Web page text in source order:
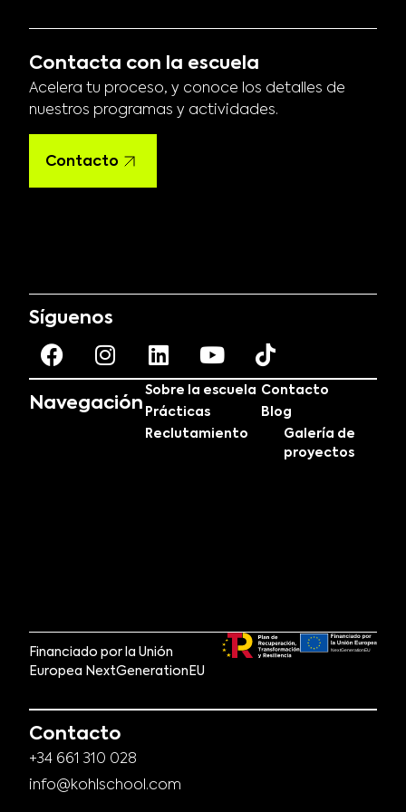
Navegación
Sobre la escuela
Prácticas
Reclutamiento
Contacto
Blog
Galería de
proyectos
Financiado por la Unión
Europea NextGenerationEU
Contacto
+34 661 310 028
info@kohlschool.com
Contacta con la escuela
Acelera tu proceso, y conoce los detalles de
nuestros programas y actividades.
Contacto
Síguenos